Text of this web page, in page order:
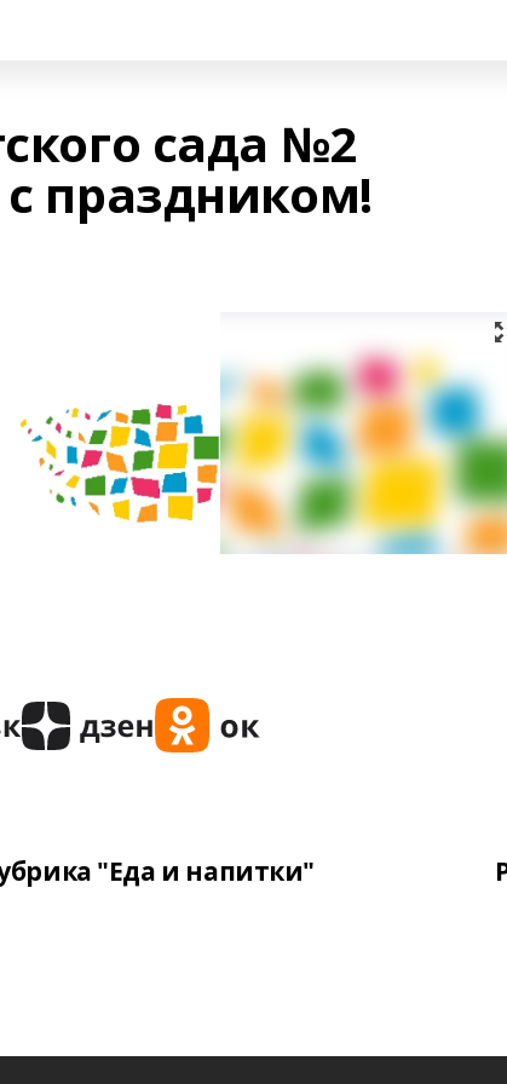
сада №2
праздником!
"Еда и напитки"